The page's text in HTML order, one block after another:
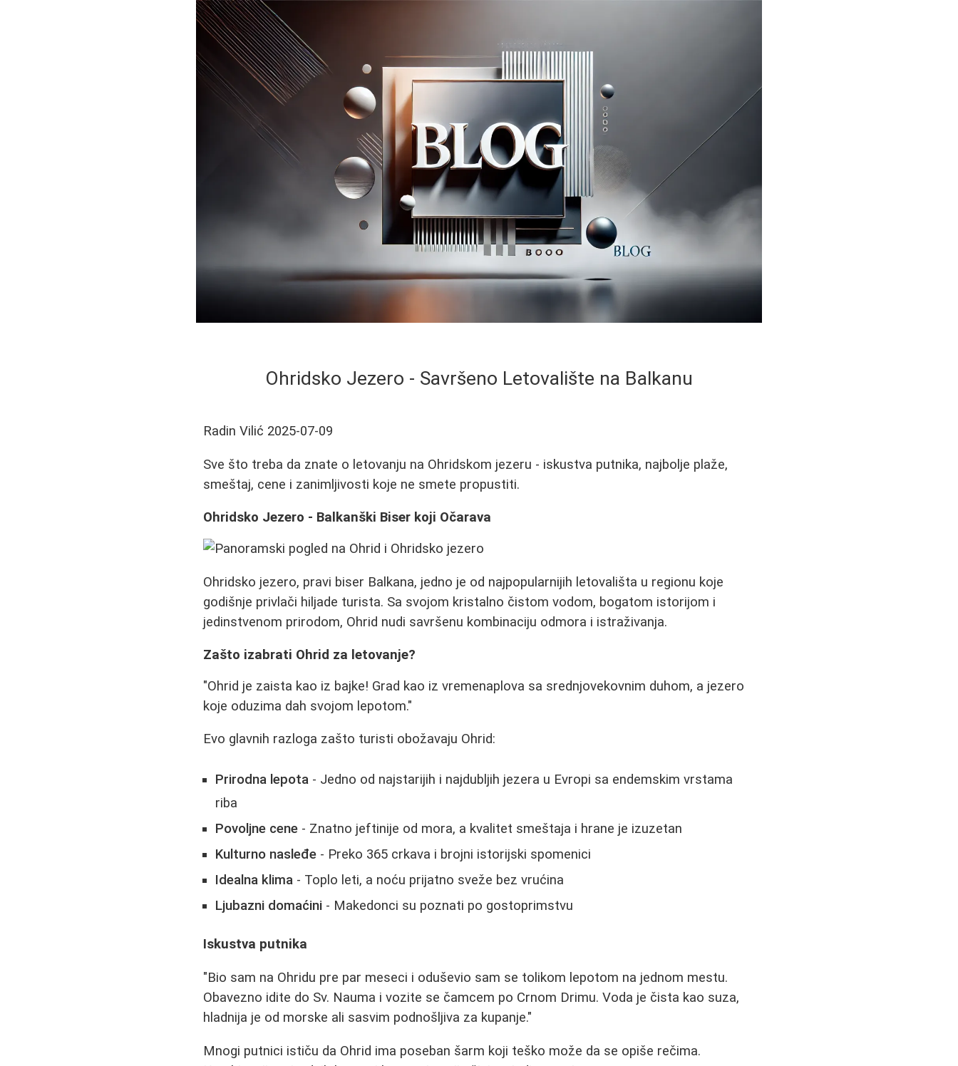
Ohridsko Jezero - Savršeno Letovalište na Balkanu
Radin Vilić 2025-07-09
Sve što treba da znate o letovanju na Ohridskom jezeru - iskustva putnika, najbolje plaže,
smeštaj, cene i zanimljivosti koje ne smete propustiti.
Ohridsko Jezero - Balkanški Biser koji Očarava
Ohridsko jezero, pravi biser Balkana, jedno je od najpopularnijih letovališta u regionu koje
godišnje privlači hiljade turista. Sa svojom kristalno čistom vodom, bogatom istorijom i
jedinstvenom prirodom, Ohrid nudi savršenu kombinaciju odmora i istraživanja.
Zašto izabrati Ohrid za letovanje?
"Ohrid je zaista kao iz bajke! Grad kao iz vremenaplova sa srednjovekovnim duhom, a jezero
koje oduzima dah svojom lepotom."
Evo glavnih razloga zašto turisti obožavaju Ohrid:
Prirodna lepota - Jedno od najstarijih i najdubljih jezera u Evropi sa endemskim vrstama
riba
Povoljne cene - Znatno jeftinije od mora, a kvalitet smeštaja i hrane je izuzetan
Kulturno nasleđe - Preko 365 crkava i brojni istorijski spomenici
Idealna klima - Toplo leti, a noću prijatno sveže bez vrućina
Ljubazni domaćini - Makedonci su poznati po gostoprimstvu
Iskustva putnika
"Bio sam na Ohridu pre par meseci i oduševio sam se tolikom lepotom na jednom mestu.
Obavezno idite do Sv. Nauma i vozite se čamcem po Crnom Drimu. Voda je čista kao suza,
hladnija je od morske ali sasvim podnošljiva za kupanje."
Mnogi putnici ističu da Ohrid ima poseban šarm koji teško može da se opiše rečima.